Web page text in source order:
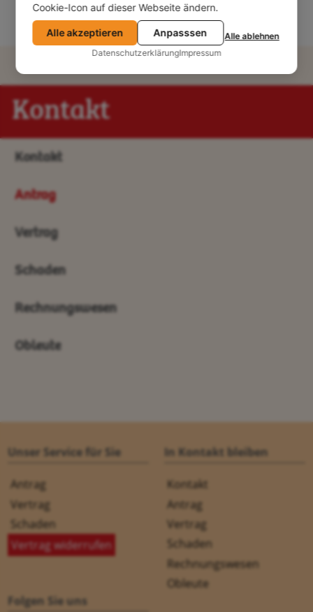
Kontakt
Kontakt
Antrag
Vertrag
Schaden
Rechnungswesen
Obleute
Unser Service für Sie
Antrag
Vertrag
Schaden
Vertrag widerrufen
In Kontakt bleiben
Kontakt
Antrag
Vertrag
Schaden
Rechnungswesen
Obleute
Folgen Sie uns
Cookie-Icon auf dieser Webseite ändern.
Alle akzeptieren Anpasssen
Alle ablehnen
DatenschutzerklärungImpressum